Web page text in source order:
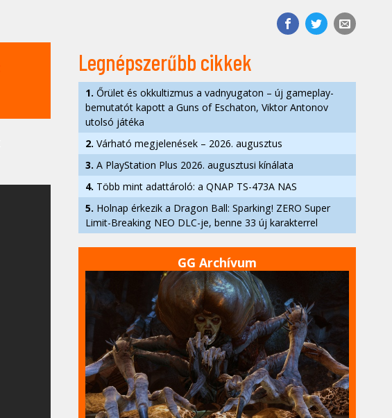
Legnépszerűbb cikkek
1. Őrület és okkultizmus a vadnyugaton – új gameplay-
bemutatót kapott a Guns of Eschaton, Viktor Antonov
utolsó játéka
2. Várható megjelenések – 2026. augusztus
3. A PlayStation Plus 2026. augusztusi kínálata
4. Több mint adattároló: a QNAP TS-473A NAS
5. Holnap érkezik a Dragon Ball: Sparking! ZERO Super
Limit-Breaking NEO DLC-je, benne 33 új karakterrel
GG Archívum